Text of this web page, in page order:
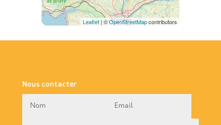
Leaflet | ©OpenStreetMapcontributors
Nous contacter